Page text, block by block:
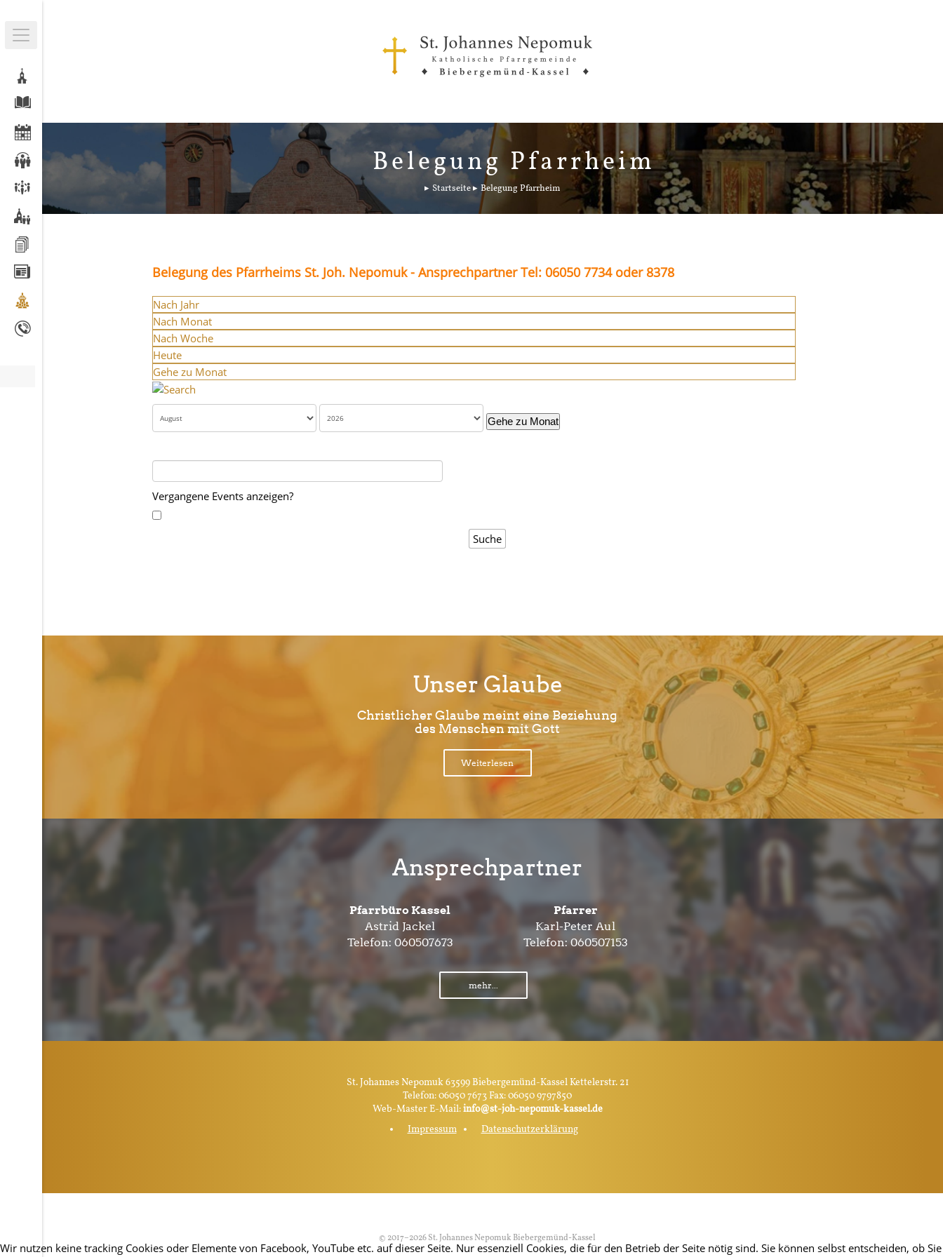
Belegung Pfarrheim
Startseite Belegung Pfarrheim
Belegung des Pfarrheims St. Joh. Nepomuk - Ansprechpartner Tel: 06050 7734 oder 8378
Nach Jahr
Nach Monat
Nach Woche
Heute
Gehe zu Monat
Gehe zu Monat
Vergangene Events anzeigen?
Unser Glaube
Christlicher Glaube meint eine Beziehung
des Menschen mit Gott
Weiterlesen
Ansprechpartner
Pfarrbüro Kassel
Astrid Jackel
Telefon: 060507673
Pfarrer
Karl-Peter Aul
Telefon:060507153
mehr...
St. Johannes Nepomuk 63599 Biebergemünd-Kassel Kettelerstr. 21
Telefon: 06050 7673 Fax: 06050 9797850
Web-Master E-Mail:info@st-joh-nepomuk-kassel.de
Impressum
Datenschutzerklärung
© 2017–2026 St. Johannes Nepomuk Biebergemünd-Kassel
Wir nutzen keine tracking Cookies oder Elemente von Facebook, YouTube etc. auf dieser Seite. Nur essenziell Cookies, die für den Betrieb der Seite nötig sind. Sie können selbst entscheiden, ob Sie